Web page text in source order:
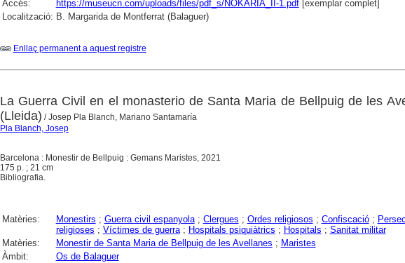
Accés:
https://museucn.com/uploads/files/pdf_s/NOKARIA_II-1.pdf[exemplar complet]
Localització: B. Margarida de Montferrat (Balaguer)
Enllaç permanent a aquest registre
La Guerra Civil en el monasterio de Santa Maria de Bellpuig de les
(Lleida) / Josep Pla Blanch, Mariano Santamaría
Pla Blanch, Josep
Barcelona : Monestir de Bellpuig : Gemans Maristes, 2021
175 p. ; 21 cm
Bibliografia.
Matèries: Monestirs ; Guerra civil espanyola; Clergues ; Ordes religiosos ; Confiscació;
religioses ; Víctimes de guerra; Hospitals psiquiàtrics ; Hospitals ; Sanitat militar
Matèries:
Monestir de Santa Maria de Bellpuig de les Avellanes ; Maristes
Àmbit:
Os de Balaguer